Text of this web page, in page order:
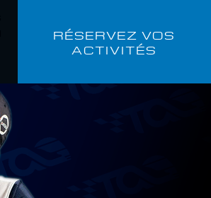
RÉSERVEZ VOS
ACTIVITÉS